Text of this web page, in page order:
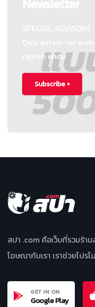
repreh ende
Subscribe +
สปา .com คือเว็บที่รวมร้า
โฆษณากับเรา เราช่วยโปร
GET IN ON
Google Play